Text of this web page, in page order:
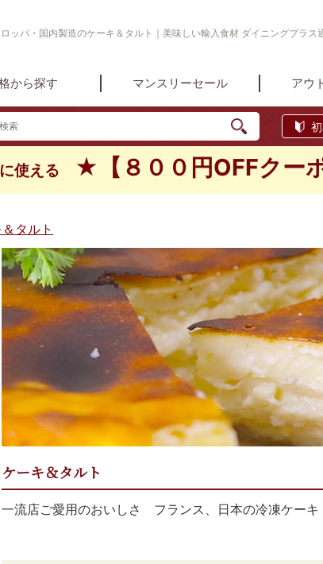
ロッパ・国内製造のケーキ＆タルト｜美味しい輸入食材 ダイニングプラス
から探す マンスリーセール アウ
使える ★【８００円OFFクー
タルト
ケーキ＆タルト
一流店ご愛用のおいしさ フランス、日本の冷凍ケーキ